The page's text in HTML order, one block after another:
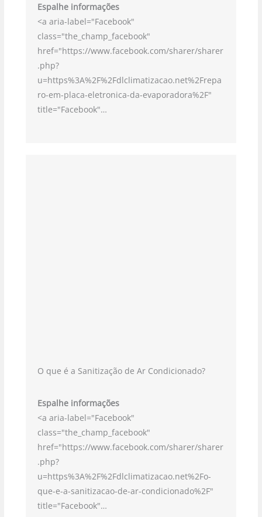
Espalhe informações
<a aria-label="Facebook"
class="the_champ_facebook"
href="https://www.facebook.com/sharer/sharer
.php?
u=https%3A%2F%2Fdlclimatizacao.net%2Frepa
ro-em-placa-eletronica-da-evaporadora%2F"
title="Facebook"…
O que é a Sanitização de Ar Condicionado?
Espalhe informações
<a aria-label="Facebook"
class="the_champ_facebook"
href="https://www.facebook.com/sharer/sharer
.php?
u=https%3A%2F%2Fdlclimatizacao.net%2Fo-
que-e-a-sanitizacao-de-ar-condicionado%2F"
title="Facebook"…